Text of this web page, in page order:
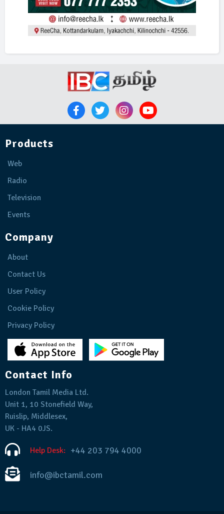
Products
Web
Radio
Television
Events
Company
About
Contact Us
User Policy
Cookie Policy
Privacy Policy
Contact Info
London Tamil Media Ltd.
Unit 1, 10 Stonefield Way,
Ruislip, Middlesex,
UK - HA4 0JS.
Help Desk: +44 203 794 4000
info@ibctamil.com